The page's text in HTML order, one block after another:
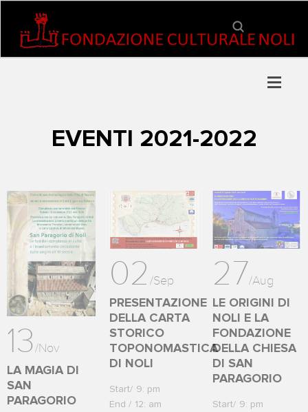
EVENTI 2021-2022
13/Nov
LA MAGIA DI
SAN
PARAGORIO
02/Sep
PRESENTAZIONE
DELLA CARTA
STORICO
TOPONOMASTICA
DI NOLI
Start
9: pm
End
12: am
27/Aug
LE ORIGINI DI
NOLI E LA
FONDAZIONE
DELLA CHIESA
DI SAN
PARAGORIO
Start
9: pm